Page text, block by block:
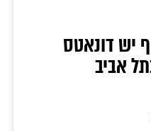
יש דונאטס
אביב